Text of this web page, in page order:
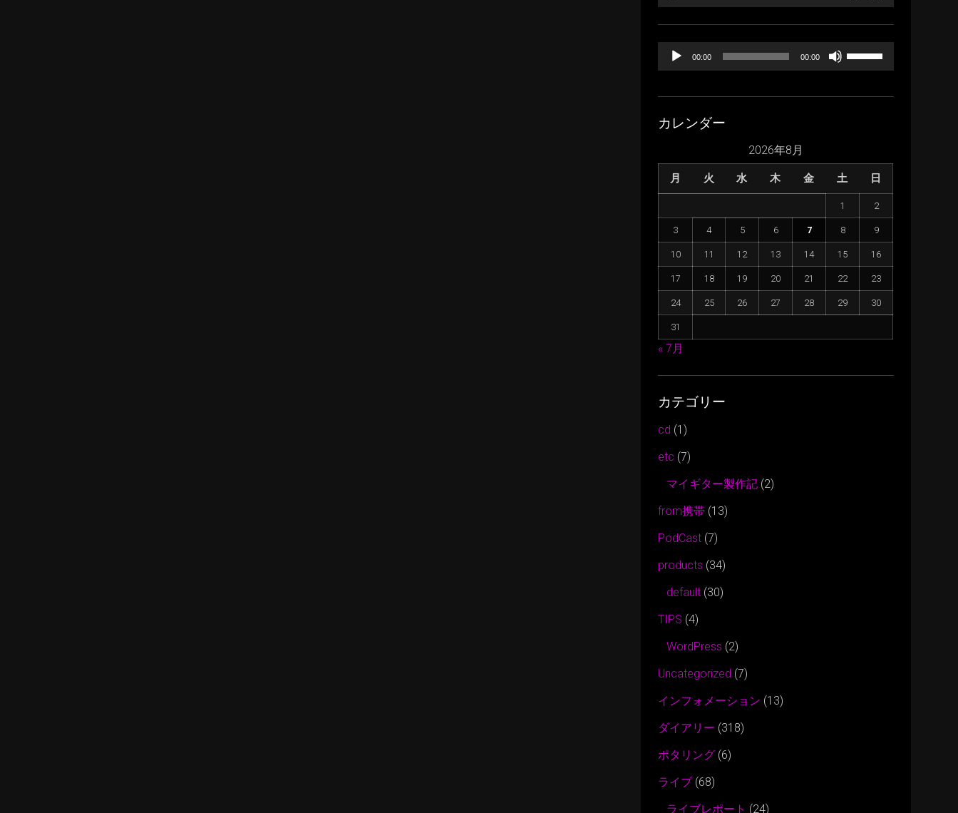
声
ー
ー
00:00 00:00
リ
節
に
上
矢
印
キ
カレンダー
2026年8月
月 火 水 木 金 土 日
1 2
3 4 5 6 7 8 9
10 11 12 13 14 15 16
17 18 19 20 21 22 23
24 25 26 27 28 29 30
31
« 7月
カテゴリー
cd (1)
etc (7)
マイギター製作記 (2)
from携帯 (13)
PodCast (7)
products (34)
default (30)
TIPS (4)
WordPress (2)
Uncategorized (7)
インフォメーション (13)
ダイアリー (318)
ポタリング (6)
ライブ (68)
ライブレポート (24)